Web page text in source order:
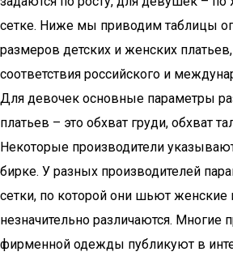
сетке. Ниже мы приводим таблицы
размеров детских и женских
соответствия российского и
Для девочек основные параметры
платьев – это обхват груди, обхват
Некоторые производители
бирке. У разных производителей
сетки, по которой они шьют женские
незначительно различаются. Многие
фирменной одежды публикуют в